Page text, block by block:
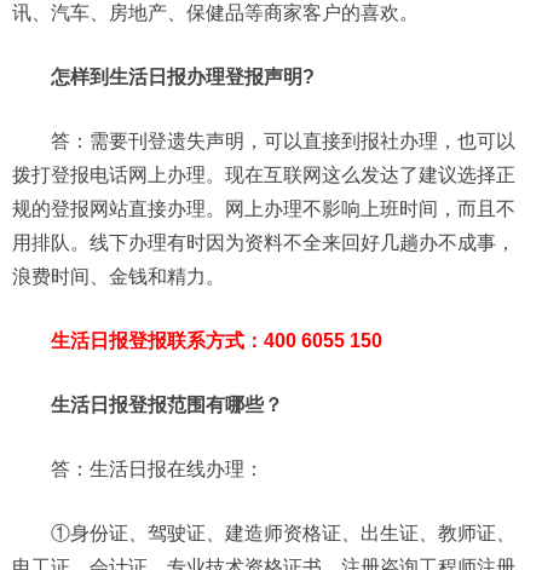
讯、汽车、房地产、保健品等商家客户的喜欢。
怎样到生活日报办理登报声明?
答：需要刊登遗失声明，可以直接到报社办理，也可以
拨打登报电话网上办理。现在互联网这么发达了建议选择正
规的登报网站直接办理。网上办理不影响上班时间，而且不
用排队。线下办理有时因为资料不全来回好几趟办不成事，
浪费时间、金钱和精力。
生活日报登报联系方式：400 6055 150
生活日报登报范围有哪些？
答：生活日报在线办理：
①身份证、驾驶证、建造师资格证、出生证、教师证、